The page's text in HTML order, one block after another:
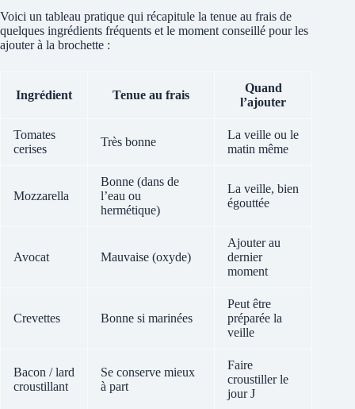
Voici un tableau pratique qui récapitule la tenue au frais de
quelques ingrédients fréquents et le moment conseillé pour les
ajouter à la brochette :
Ingrédient Tenue au frais
Quand
l’ajouter
Tomates
cerises
Très bonne
La veille ou le
matin même
Mozzarella
Bonne (dans de
l’eau ou
hermétique)
La veille, bien
égouttée
Avocat Mauvaise (oxyde)
Ajouter au
dernier
moment
Crevettes Bonne si marinées
Peut être
préparée la
veille
Bacon / lard
croustillant
Se conserve mieux
à part
Faire
croustiller le
jour J